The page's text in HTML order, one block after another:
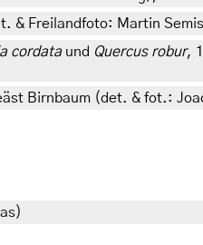
& Freilandfoto: Martin
cordataund Quercus robur,
Birnbaum (det. & fot.: